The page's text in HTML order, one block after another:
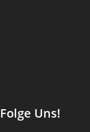
Folge Uns!